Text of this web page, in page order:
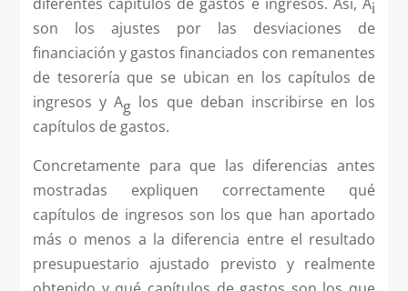
i
son los ajustes por las desviaciones de
financiación y gastos financiados con remanentes
de tesorería que se ubican en los capítulos de
ingresos y Ag los que deban inscribirse en los
capítulos de gastos.
Concretamente para que las diferencias antes
mostradas expliquen correctamente qué
capítulos de ingresos son los que han aportado
más o menos a la diferencia entre el resultado
presupuestario ajustado previsto y realmente